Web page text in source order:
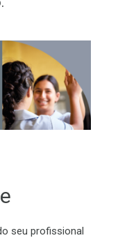
seu profissional